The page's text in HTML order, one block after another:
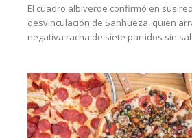
El cuadro albiverde confirmó en sus
desvinculación de Sanhueza, quien
negativa racha de siete partidos sin